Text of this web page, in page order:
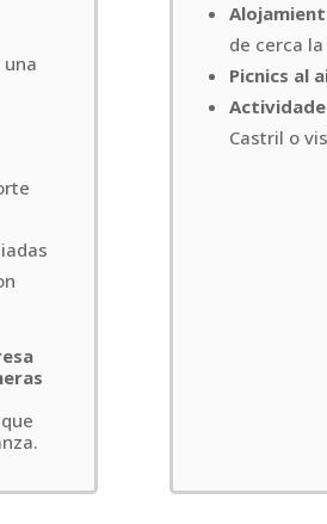
de cerca
Picnics al
Castril o